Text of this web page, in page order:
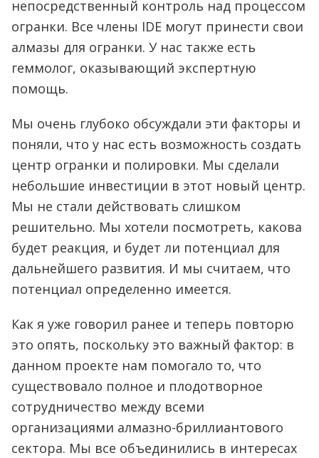
непосредственный контроль над процессом
огранки. Все члены IDE могут принести свои
алмазы для огранки. У нас также есть
геммолог, оказывающий экспертную
помощь.
Мы очень глубоко обсуждали эти факторы и
поняли, что у нас есть возможность создать
центр огранки и полировки. Мы сделали
небольшие инвестиции в этот новый центр.
Мы не стали действовать слишком
решительно. Мы хотели посмотреть, какова
будет реакция, и будет ли потенциал для
дальнейшего развития. И мы считаем, что
потенциал определенно имеется.
Как я уже говорил ранее и теперь повторю
это опять, поскольку это важный фактор: в
данном проекте нам помогало то, что
существовало полное и плодотворное
сотрудничество между всеми
организациями алмазно-бриллиантового
сектора. Мы все объединились в интересах